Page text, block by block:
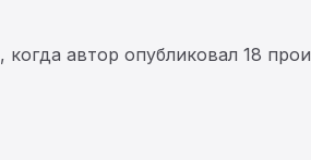
, когда автор опубликовал 18